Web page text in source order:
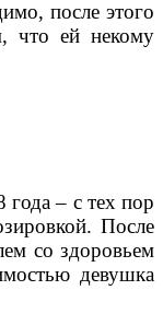
после этого
что ей некому
– с тех пор
После
со здоровьем
девушка